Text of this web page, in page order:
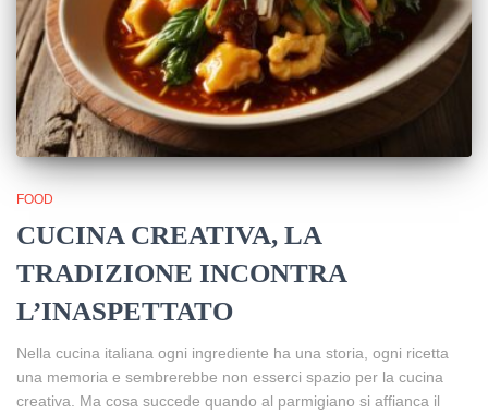
FOOD
CUCINA CREATIVA, LA
TRADIZIONE INCONTRA
L’INASPETTATO
Nella cucina italiana ogni ingrediente ha una storia, ogni ricetta
una memoria e sembrerebbe non esserci spazio per la cucina
creativa. Ma cosa succede quando al parmigiano si affianca il